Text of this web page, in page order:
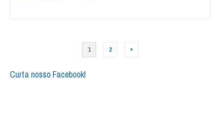
de
1 2 »
Curta nosso Facebook!